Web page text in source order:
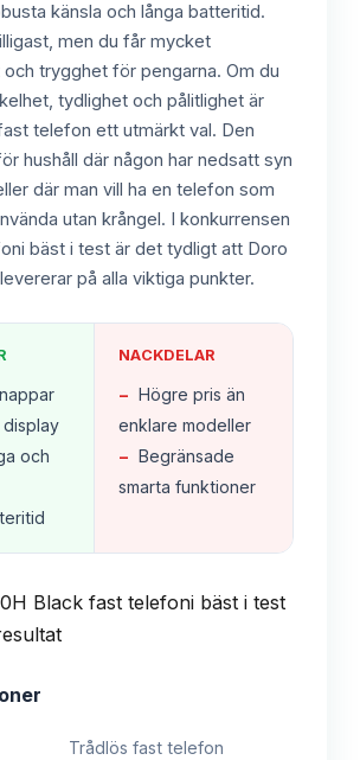
känsla och långa batteritid.
men du får mycket
trygghet för pengarna. Om du
tydlighet och pålitlighet är
telefon ett utmärkt val. Den
hushåll där någon har nedsatt syn
där man vill ha en telefon som
utan krångel. I konkurrensen
bäst i test är det tydligt att Doro
på alla viktiga punkter.
och
NACKDELAR
− Högre pris än
enklare modeller
− Begränsade
smarta funktioner
Trådlös fast telefon